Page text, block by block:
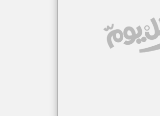
مصادر الأخبار من موريتانيا